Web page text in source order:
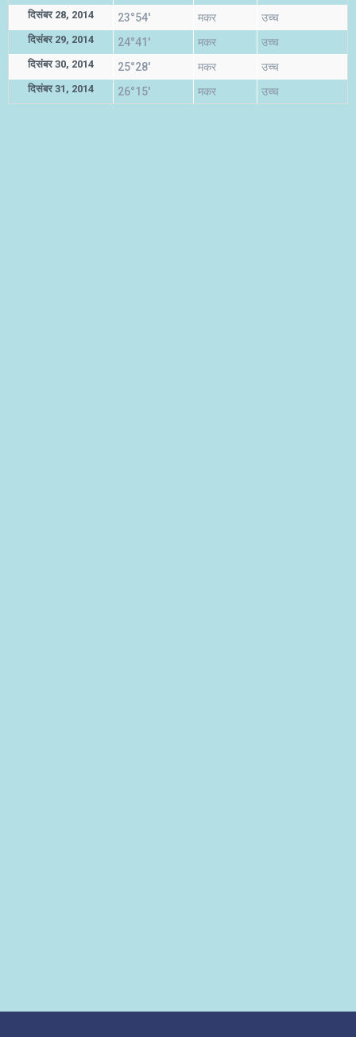
दिसंबर 28, 2014 23°54' मकर उच्च
दिसंबर 29, 2014 24°41' मकर उच्च
दिसंबर 30, 2014 25°28' मकर उच्च
दिसंबर 31, 2014 26°15' मकर उच्च